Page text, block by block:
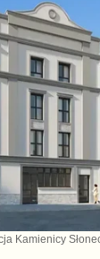
Kamienicy